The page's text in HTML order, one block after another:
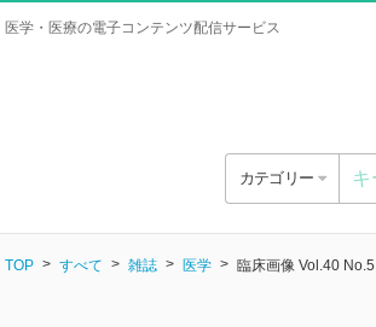
医学・医療の電子コンテンツ配信サービス
カテゴリー
TOP すべて 雑誌 医学 臨床画像 Vol.40 No.5